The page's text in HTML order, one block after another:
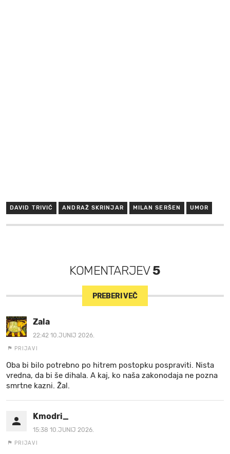
DAVID TRIVIĆ ANDRAŽ SKRINJAR MILAN SERŠEN UMOR
KOMENTARJEV5
PREBERI VEČ
Zala
22:42 10.JUNIJ 2026.
PRIJAVI
Oba bi bilo potrebno po hitrem postopku pospraviti. Nista
vredna, da bi še dihala. A kaj, ko naša zakonodaja ne pozna
smrtne kazni. Žal.
Kmodri_
15:38 10.JUNIJ 2026.
PRIJAVI